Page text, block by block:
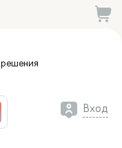
решения
Вход